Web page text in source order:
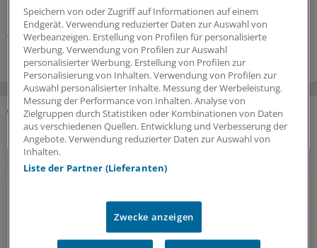
Kooperation|In Kooperation mit: AOK-Bundesverband
06.08.2026
DAS KÖNNTE SIE AUCH INTERESSIEREN
Speichern von oder Zugriff auf Informationen auf einem
Endgerät. Verwendung reduzierter Daten zur Auswahl von
Werbeanzeigen. Erstellung von Profilen für personalisierte
Werbung. Verwendung von Profilen zur Auswahl
personalisierter Werbung. Erstellung von Profilen zur
Personalisierung von Inhalten. Verwendung von Profilen zur
Auswahl personalisierter Inhalte. Messung der Werbeleistung.
Messung der Performance von Inhalten. Analyse von
Zielgruppen durch Statistiken oder Kombinationen von Daten
aus verschiedenen Quellen. Entwicklung und Verbesserung der
Angebote. Verwendung reduzierter Daten zur Auswahl von
Inhalten.
Liste der Partner (Lieferanten)
Zwecke anzeigen